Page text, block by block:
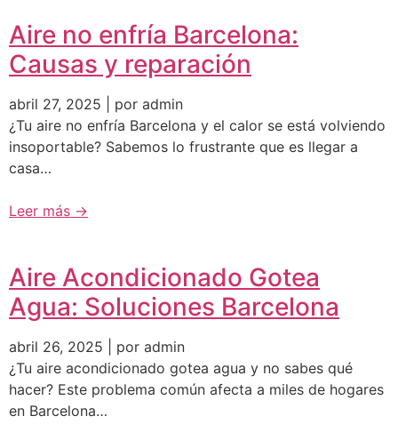
Aire no enfría Barcelona:
Causas y reparación
abril 27, 2025 | por admin
¿Tu aire no enfría Barcelona y el calor se está volviendo
insoportable? Sabemos lo frustrante que es llegar a
casa…
Leer más →
Aire Acondicionado Gotea
Agua: Soluciones Barcelona
abril 26, 2025 | por admin
¿Tu aire acondicionado gotea agua y no sabes qué
hacer? Este problema común afecta a miles de hogares
en Barcelona…